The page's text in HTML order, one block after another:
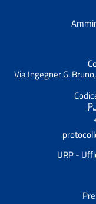
Via Ingegner G.
URP -